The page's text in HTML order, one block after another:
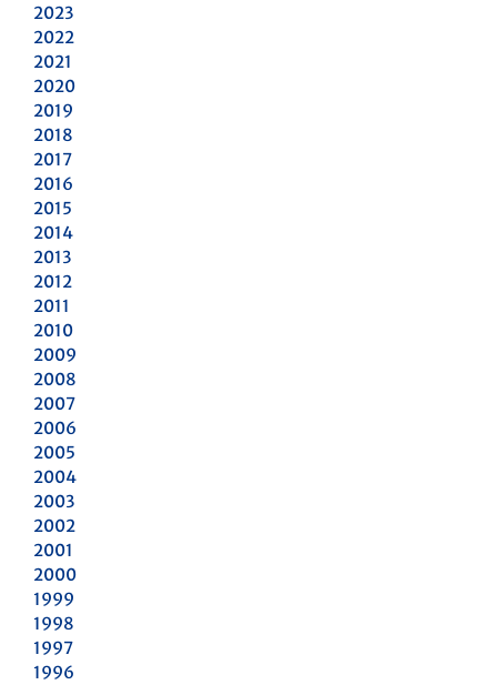
2023
2022
2021
2020
2019
2018
2017
2016
2015
2014
2013
2012
2011
2010
2009
2008
2007
2006
2005
2004
2003
2002
2001
2000
1999
1998
1997
1996